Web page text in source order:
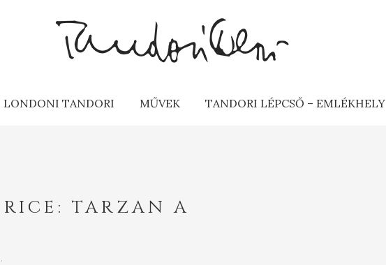
LONDONI TANDORI MŰVEK TANDORI LÉPCSŐ – EMLÉKHELY
TARZAN A